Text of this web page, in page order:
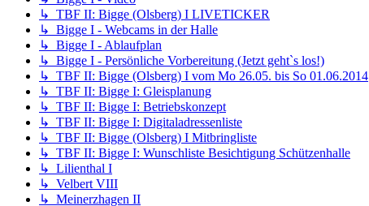
↳ TBF II: Bigge (Olsberg) I LIVETICKER
↳ Bigge I - Webcams in der Halle
↳ Bigge I - Ablaufplan
↳ Bigge I - Persönliche Vorbereitung (Jetzt geht`s los!)
↳ TBF II: Bigge (Olsberg) I vom Mo 26.05. bis So 01.06.2014
↳ TBF II: Bigge I: Gleisplanung
↳ TBF II: Bigge I: Betriebskonzept
↳ TBF II: Bigge I: Digitaladressenliste
↳ TBF II: Bigge (Olsberg) I Mitbringliste
↳ TBF II: Bigge I: Wunschliste Besichtigung Schützenhalle
↳ Lilienthal I
↳ Velbert VIII
↳ Meinerzhagen II